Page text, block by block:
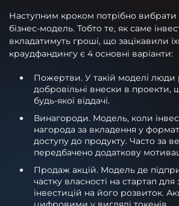
Наступним кроком потрібно
бізнес-модель. Тобто те, як саме
вкладатимуть гроші, що зацікавили
краудфандингу є 4 основні варіанти:
Пожертви. У такій моделі люди
добровільні внески в проекти,
будь-якої віддачі.
Винагороди. Модель, коли
нагорода за вкладення у
доступу до продукту. Часто за
передбачено додаткову
Продаж акцій. Модель де
частку власності на стартап для
інвестицій на його розвиток.